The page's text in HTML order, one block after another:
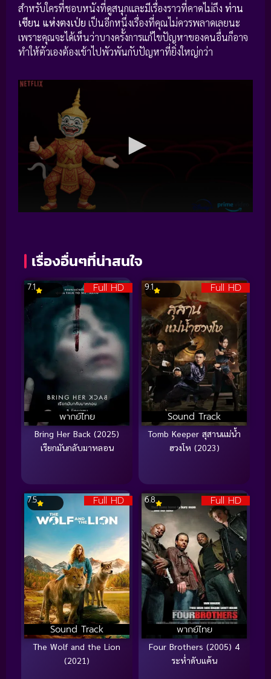
สำหรับใครที่ชอบหนังที่ดูสนุกและมีเรื่องราวที่คาดไม่ถึง ท่าน
เซียน แห่งตงเป่ย เป็นอีกหนึ่งเรื่องที่คุณไม่ควรพลาดเลยนะ
เพราะคุณจะได้เห็นว่าบางครั้งการแก้ไขปัญหาของคนอื่นก็อาจ
ทำให้ตัวเองต้องเข้าไปพัวพันกับปัญหาที่ยิ่งใหญ่กว่า
เรื่องอื่นๆที่น่าสนใจ
Full HD
พากย์ไทย
7.1
Bring Her Back (2025)
เรียกมันกลับมาหลอน
Full HD
Sound Track
9.1
Tomb Keeper สุสานแม่น้ำ
ฮวงโห (2023)
Full HD
Sound Track
7.5
The Wolf and the Lion
(2021)
Full HD
พากย์ไทย
6.8
Four Brothers (2005) 4
ระห่ำดับแค้น